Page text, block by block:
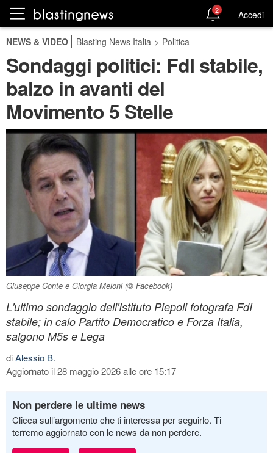
2 Accedi
NEWS & VIDEO Blasting News Italia > Politica
Sondaggi politici: FdI stabile,
balzo in avanti del
Movimento 5 Stelle
Giuseppe Conte e Giorgia Meloni (© Facebook)
L'ultimo sondaggio dell'Istituto Piepoli fotografa FdI
stabile; in calo Partito Democratico e Forza Italia,
salgono M5s e Lega
diAlessio B.
Aggiornato il 28 maggio 2026 alle ore 15:17
Non perdere le ultime news
Clicca sull’argomento che ti interessa per seguirlo. Ti
terremo aggiornato con le news da non perdere.